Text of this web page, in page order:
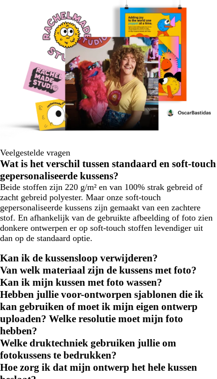
Veelgestelde vragen
Wat is het verschil tussen standaard en soft-touch
gepersonaliseerde kussens?
Beide stoffen zijn 220 g/m² en van 100% strak gebreid of
zacht gebreid polyester. Maar onze soft-touch
gepersonaliseerde kussens zijn gemaakt van een zachtere
stof. En afhankelijk van de gebruikte afbeelding of foto zien
donkere ontwerpen er op soft-touch stoffen levendiger uit
dan op de standaard optie.
Kan ik de kussensloop verwijderen?
Van welk materiaal zijn de kussens met foto?
Kan ik mijn kussen met foto wassen?
Hebben jullie voor-ontworpen sjablonen die ik
kan gebruiken of moet ik mijn eigen ontwerp
uploaden? Welke resolutie moet mijn foto
hebben?
Welke druktechniek gebruiken jullie om
fotokussens te bedrukken?
Hoe zorg ik dat mijn ontwerp het hele kussen